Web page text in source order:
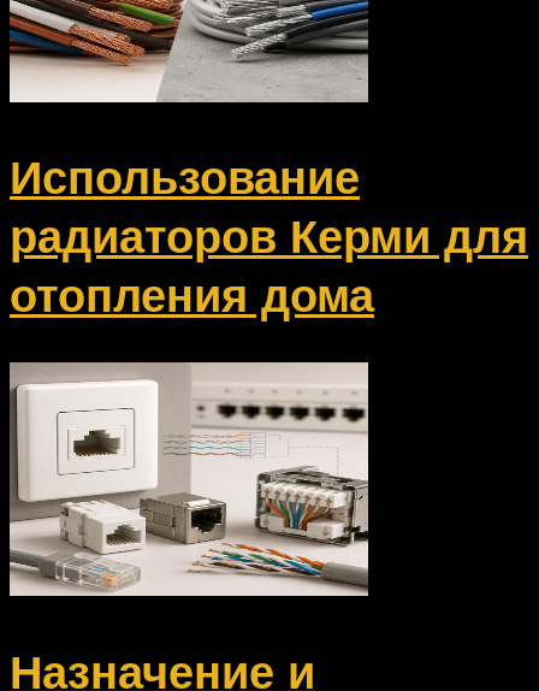
Использование
радиаторов Керми для
отопления дома
Назначение и